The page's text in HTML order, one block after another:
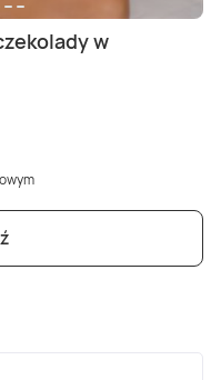
w